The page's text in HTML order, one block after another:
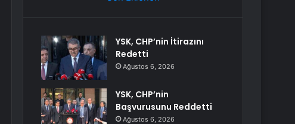
YSK, CHP’nin İtirazını
Redetti
Ağustos 6, 2026
YSK, CHP’nin
Başvurusunu Reddetti
Ağustos 6, 2026